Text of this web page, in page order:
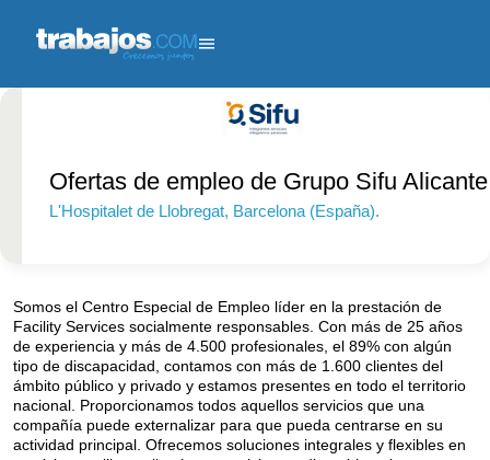
Ofertas de empleo de Grupo Sifu Alicante
L'Hospitalet de Llobregat, Barcelona (España).
Somos el Centro Especial de Empleo líder en la prestación de
Facility Services socialmente responsables. Con más de 25 años
de experiencia y más de 4.500 profesionales, el 89% con algún
tipo de discapacidad, contamos con más de 1.600 clientes del
ámbito público y privado y estamos presentes en todo el territorio
nacional. Proporcionamos todos aquellos servicios que una
compañía puede externalizar para que pueda centrarse en su
actividad principal. Ofrecemos soluciones integrales y flexibles en